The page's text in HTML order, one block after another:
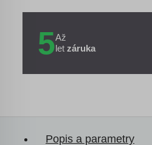
5Až
let záruka
Popis a parametry